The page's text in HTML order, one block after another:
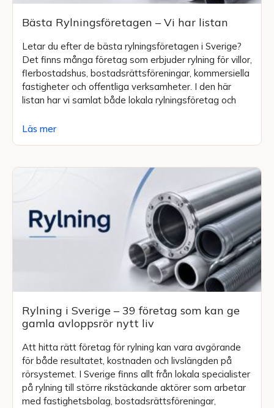
Bästa Rylningsföretagen – Vi har listan
Letar du efter de bästa rylningsföretagen i Sverige?
Det finns många företag som erbjuder rylning för villor,
flerbostadshus, bostadsrättsföreningar, kommersiella
fastigheter och offentliga verksamheter. I den här
listan har vi samlat både lokala rylningsföretag och
Läs mer
Rylning i Sverige – 39 företag som kan ge
gamla avloppsrör nytt liv
Att hitta rätt företag för rylning kan vara avgörande
för både resultatet, kostnaden och livslängden på
rörsystemet. I Sverige finns allt från lokala specialister
på rylning till större rikstäckande aktörer som arbetar
med fastighetsbolag, bostadsrättsföreningar,